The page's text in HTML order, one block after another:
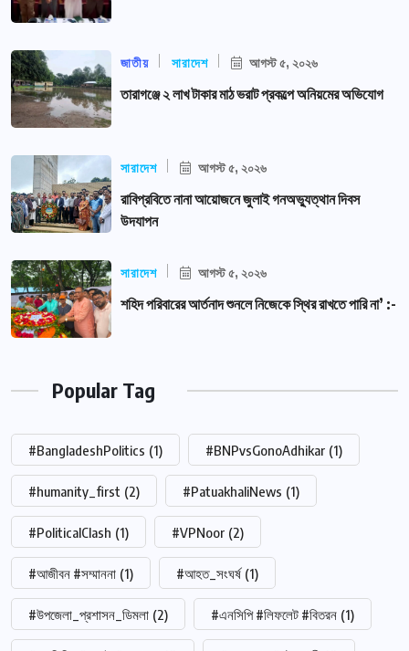
জাতীয় সারাদেশ আগস্ট ৫, ২০২৬
তারাগঞ্জে ২ লাখ টাকার মাঠ ভরাট প্রকল্পে অনিয়মের অভিযোগ
সারাদেশ আগস্ট ৫, ২০২৬
রাবিপ্রবিতে নানা আয়োজনে জুলাই গনঅভ্যুত্থান দিবস
উদযাপন
সারাদেশ আগস্ট ৫, ২০২৬
শহিদ পরিবারের আর্তনাদ শুনলে নিজেকে স্থির রাখতে পারি না’ :-
Popular Tag
#BangladeshPolitics (1) #BNPvsGonoAdhikar (1)
#humanity_first (2) #PatuakhaliNews (1)
#PoliticalClash (1) #VPNoor (2)
#আজীবন #সম্মাননা (1) #আহত_সংঘর্ষ (1)
#উপজেলা_প্রশাসন_ডিমলা (2) #এনসিপি #লিফলেট #বিতরন (1)